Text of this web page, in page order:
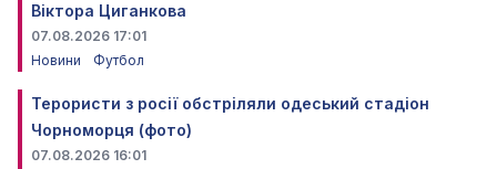
Віктора Циганкова
07.08.2026 17:01
Новини
Футбол
Терористи з росії обстріляли одеський стадіон
Чорноморця (фото)
07.08.2026 16:01